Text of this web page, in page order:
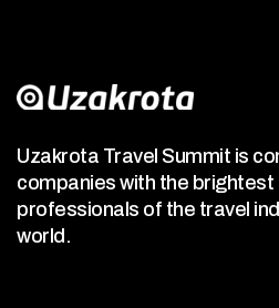
Uzakrota Travel Summit is
companies with the brightest
professionals of the travel
world.